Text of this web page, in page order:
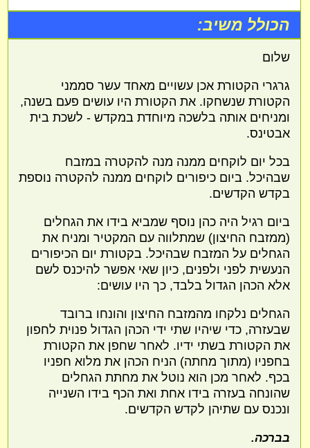
הכולל משיב:
שלום
גרגרי הקטורת אכן עשויים מאחד עשר סממני
הקטורת שנשחקו. את הקטורת היו עושים פעם בשנה,
ומניחים אותה בלשכה מיוחדת במקדש - לשכת בית
אבטינס.
בכל יום לוקחים ממנה מנה להקטרה במזבח
שבהיכל. ביום כיפורים לוקחים ממנה להקטרה נוספת
בקדש הקדשים.
ביום רגיל היה כהן נוסף שמביא בידו את הגחלים
(ממזבח החיצון) שמתלווה עם המקטיר ומניח את
הגחלים על המזבח שבהיכל. בקטורת יום הכיפורים
הנעשית לפני ולפנים, כיון שאי אפשר להיכנס לשם
אלא הכהן הגדול בלבד, כך היו עושים:
הגחלים נלקחו מהמזבח החיצון והונחו ברובד
שבעזרה, כדי שיהיו שתי ידי הכהן הגדול פנוית לחפון
את הקטורת בשתי ידיו. לאחר שחפן את הקטורת
בחפניו (מתוך מחתה) הניח הכהן את מלוא חפניו
בכף. לאחר מכן הוא נוטל את מחתת הגחלים
שהונחה בעזרה בידו אחת ואת הכף בידו השנייה
ונכנס עם שתיהן לקדש הקדשים.
בברכה.